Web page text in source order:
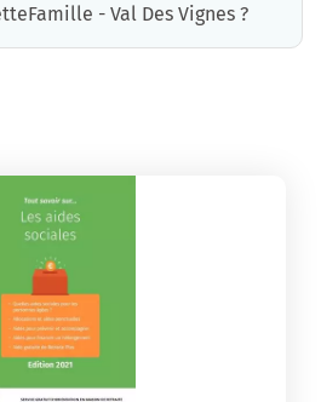
- Val Des Vignes ?